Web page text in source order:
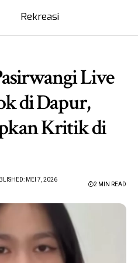
Rekreasi
Live
di Dapur,
Kritik di
MEI 7, 2026
2 MIN READ